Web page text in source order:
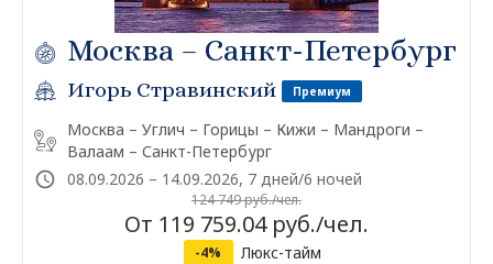
Москва – Санкт-Петербург
Игорь Стравинский Премиум
Москва – Углич – Горицы – Кижи – Мандроги –
Валаам – Санкт-Петербург
08.09.2026 – 14.09.2026, 7 дней/6 ночей
124 749 руб./чел.
От 119 759.04 руб./чел.
-4% Люкс-тайм